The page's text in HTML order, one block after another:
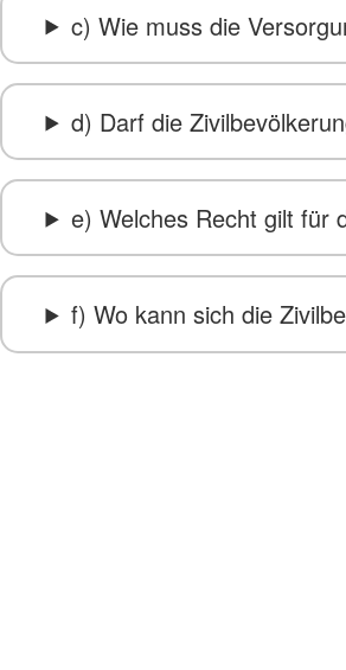
c) Wie muss die
d) Darf die
e) Welches Recht gilt für
f) Wo kann sich die